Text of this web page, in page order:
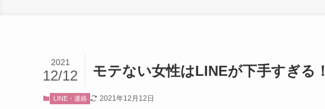
モテない女性はLINEが下手すぎる！
2021
12/12
LINE・連絡 2021年12月12日